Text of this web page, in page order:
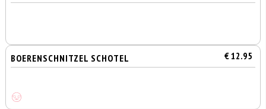
BOERENSCHNITZEL SCHOTEL € 12.95